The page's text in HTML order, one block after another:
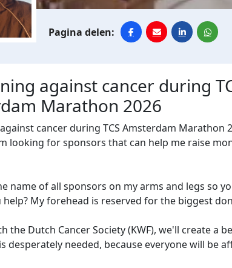
against cancer during
Marathon 2026
cancer during TCS Amsterdam Marathon
looking for sponsors that can help me raise
name of all sponsors on my arms and legs so
help? My forehead is reserved for the biggest
the Dutch Cancer Society (KWF), we'll create a
desperately needed, because everyone will be